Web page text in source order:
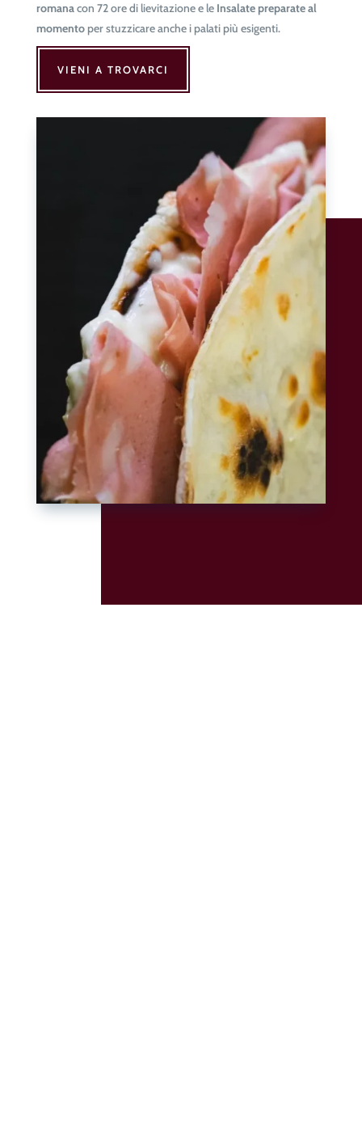
romanacon 72 ore di lievitazione e le Insalate preparate al
momentoper stuzzicare anche i palati più esigenti.
VIENI A TROVARCI